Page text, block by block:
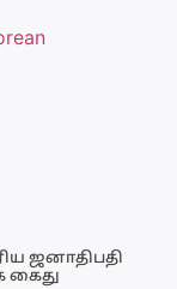
ஜனாதிபதி
கைது